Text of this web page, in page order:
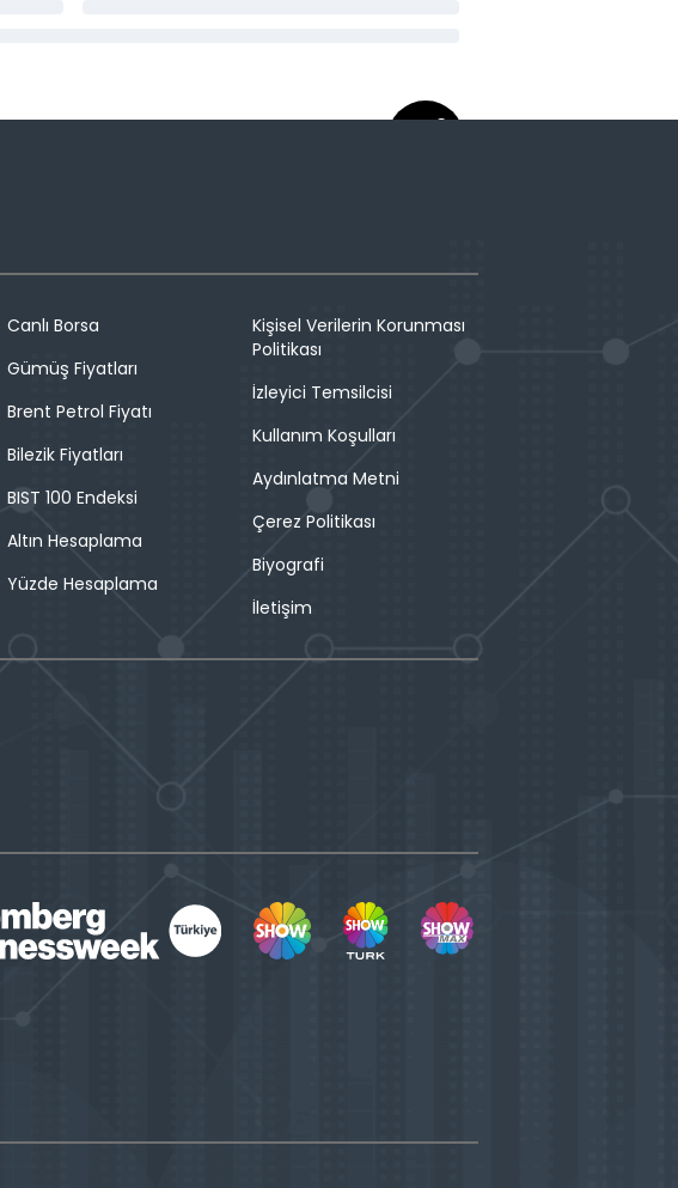
Canlı Borsa
Gümüş Fiyatları
Brent Petrol Fiyatı
Bilezik Fiyatları
BIST 100 Endeksi
Altın Hesaplama
Yüzde Hesaplama
Kişisel Verilerin Korunması
Politikası
İzleyici Temsilcisi
Kullanım Koşulları
Aydınlatma Metni
Çerez Politikası
Biyografi
İletişim